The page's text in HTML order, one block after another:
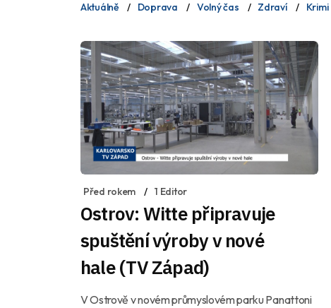
Aktuálně Doprava Volný čas Zdraví Krimi
Před rokem 1 Editor
Ostrov: Witte připravuje
spuštění výroby v nové
hale (TV Západ)
V Ostrově v novém průmyslovém parku Panattoni